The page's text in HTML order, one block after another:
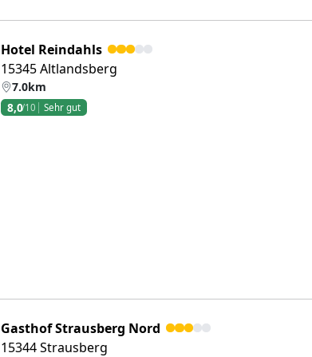
Hotel Reindahls
15345 Altlandsberg
7.0km
8,0/10 Sehr gut
Gasthof Strausberg Nord
15344 Strausberg